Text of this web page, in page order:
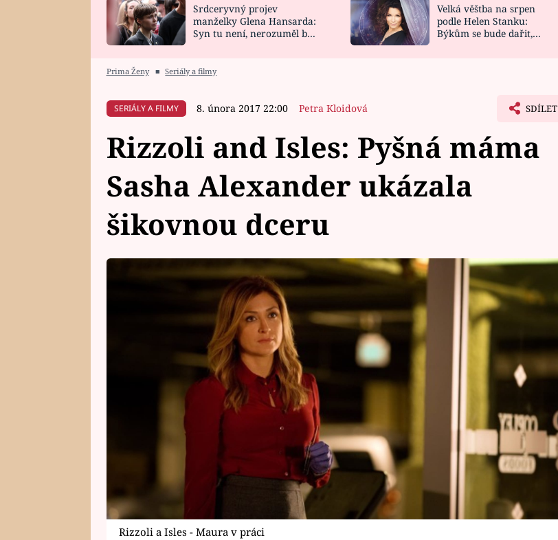
HOROSKOP NA
CELEBRITY
VAŘENÍ
NOVINKY
VIDEORECEPTY
Srdceryvný projev
manželky Glena Hansarda:
Syn tu není, nerozuměl by
Velká věštba na srpen
podle Helen Stanku:
Býkům se bude dařit,
Prima Ženy ■ Seriály a filmy
SERIÁLY A FILMY 8. února 2017 22:00 Petra Kloidová SDÍLET
Rizzoli and Isles: Pyšná máma
Sasha Alexander ukázala
šikovnou dceru
Rizzoli a Isles - Maura v práci